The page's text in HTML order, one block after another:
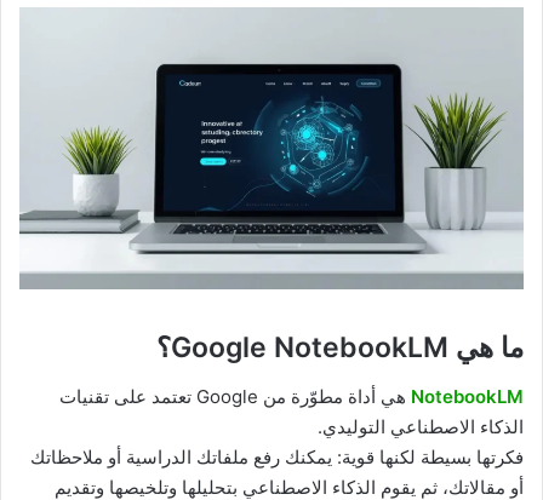
ما هي Google NotebookLM؟
NotebookLM
هي أداة مطوّرة من Google تعتمد على تقنيات
الذكاء الاصطناعي التوليدي.
فكرتها بسيطة لكنها قوية: يمكنك رفع ملفاتك الدراسية أو ملاحظاتك
أو مقالاتك، ثم يقوم الذكاء الاصطناعي بتحليلها وتلخيصها وتقديم